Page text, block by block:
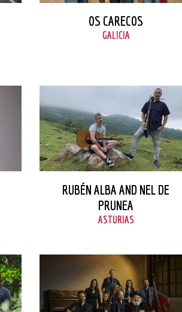
OS CARECOS
GALICIA
VER FICHA
RUBÉN ALBA AND NEL DE
PRUNEA
ASTURIAS
VER FICHA